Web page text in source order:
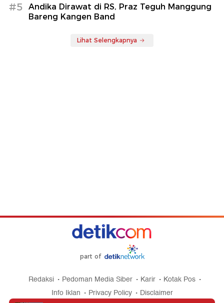
#5
Andika Dirawat di RS, Praz Teguh Manggung
Bareng Kangen Band
Lihat Selengkapnya
part of
Redaksi Pedoman Media Siber Karir
Kotak Pos
Info Iklan
Privacy Policy Disclaimer